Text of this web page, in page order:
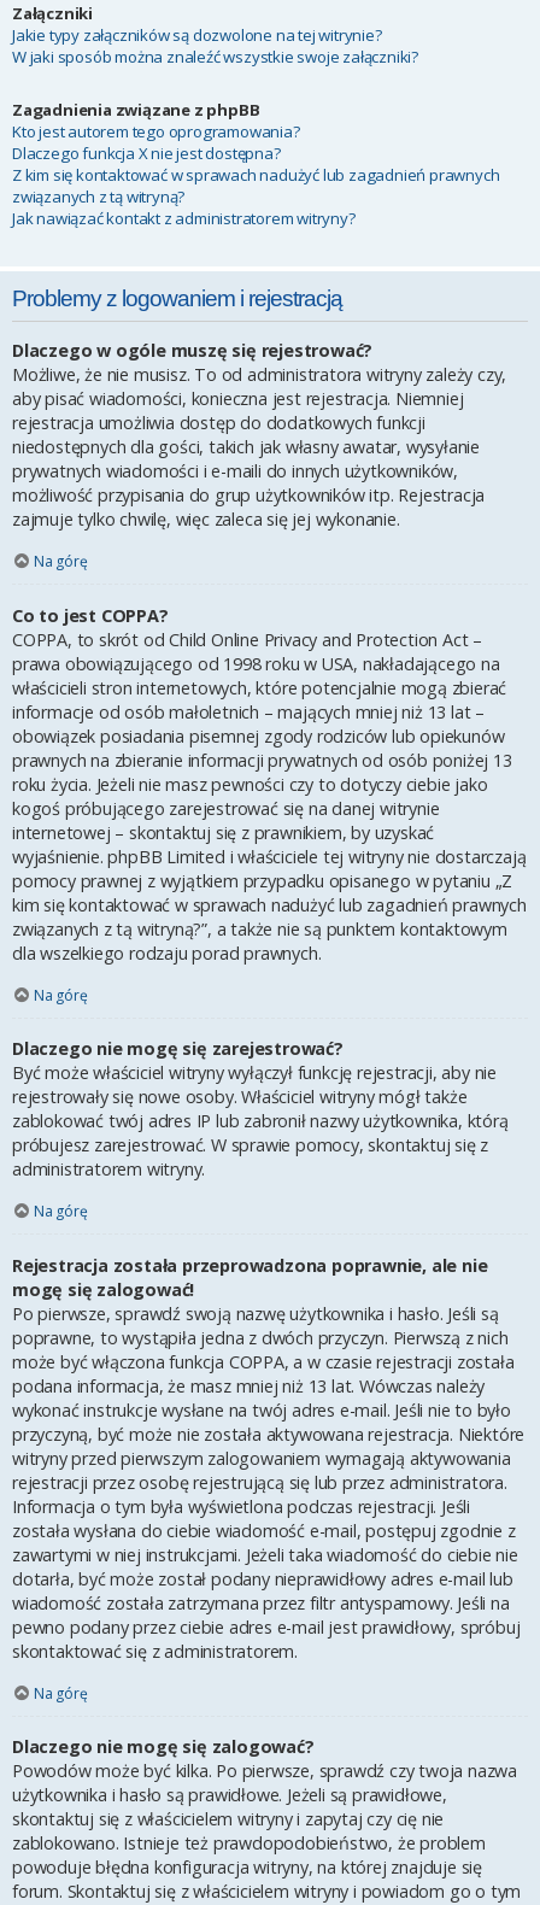
Załączniki
Jakie typy załączników są dozwolone na tej witrynie?
W jaki sposób można znaleźć wszystkie swoje załączniki?
Zagadnienia związane z phpBB
Kto jest autorem tego oprogramowania?
Dlaczego funkcja X nie jest dostępna?
Z kim się kontaktować w sprawach nadużyć lub zagadnień prawnych
związanych z tą witryną?
Jak nawiązać kontakt z administratorem witryny?
Problemy z logowaniem i rejestracją
Dlaczego w ogóle muszę się rejestrować?
Możliwe, że nie musisz. To od administratora witryny zależy czy,
aby pisać wiadomości, konieczna jest rejestracja. Niemniej
rejestracja umożliwia dostęp do dodatkowych funkcji
niedostępnych dla gości, takich jak własny awatar, wysyłanie
prywatnych wiadomości i e-maili do innych użytkowników,
możliwość przypisania do grup użytkowników itp. Rejestracja
zajmuje tylko chwilę, więc zaleca się jej wykonanie.
Na górę
Co to jest COPPA?
COPPA, to skrót od Child Online Privacy and Protection Act –
prawa obowiązującego od 1998 roku w USA, nakładającego na
właścicieli stron internetowych, które potencjalnie mogą zbierać
informacje od osób małoletnich – mających mniej niż 13 lat –
obowiązek posiadania pisemnej zgody rodziców lub opiekunów
prawnych na zbieranie informacji prywatnych od osób poniżej 13
roku życia. Jeżeli nie masz pewności czy to dotyczy ciebie jako
kogoś próbującego zarejestrować się na danej witrynie
internetowej – skontaktuj się z prawnikiem, by uzyskać
wyjaśnienie. phpBB Limited i właściciele tej witryny nie dostarczają
pomocy prawnej z wyjątkiem przypadku opisanego w pytaniu „Z
kim się kontaktować w sprawach nadużyć lub zagadnień prawnych
związanych z tą witryną?”, a także nie są punktem kontaktowym
dla wszelkiego rodzaju porad prawnych.
Na górę
Dlaczego nie mogę się zarejestrować?
Być może właściciel witryny wyłączył funkcję rejestracji, aby nie
rejestrowały się nowe osoby. Właściciel witryny mógł także
zablokować twój adres IP lub zabronił nazwy użytkownika, którą
próbujesz zarejestrować. W sprawie pomocy, skontaktuj się z
administratorem witryny.
Na górę
Rejestracja została przeprowadzona poprawnie, ale nie
mogę się zalogować!
Po pierwsze, sprawdź swoją nazwę użytkownika i hasło. Jeśli są
poprawne, to wystąpiła jedna z dwóch przyczyn. Pierwszą z nich
może być włączona funkcja COPPA, a w czasie rejestracji została
podana informacja, że masz mniej niż 13 lat. Wówczas należy
wykonać instrukcje wysłane na twój adres e-mail. Jeśli nie to było
przyczyną, być może nie została aktywowana rejestracja. Niektóre
witryny przed pierwszym zalogowaniem wymagają aktywowania
rejestracji przez osobę rejestrującą się lub przez administratora.
Informacja o tym była wyświetlona podczas rejestracji. Jeśli
została wysłana do ciebie wiadomość e-mail, postępuj zgodnie z
zawartymi w niej instrukcjami. Jeżeli taka wiadomość do ciebie nie
dotarła, być może został podany nieprawidłowy adres e-mail lub
wiadomość została zatrzymana przez filtr antyspamowy. Jeśli na
pewno podany przez ciebie adres e-mail jest prawidłowy, spróbuj
skontaktować się z administratorem.
Na górę
Dlaczego nie mogę się zalogować?
Powodów może być kilka. Po pierwsze, sprawdź czy twoja nazwa
użytkownika i hasło są prawidłowe. Jeżeli są prawidłowe,
skontaktuj się z właścicielem witryny i zapytaj czy cię nie
zablokowano. Istnieje też prawdopodobieństwo, że problem
powoduje błędna konfiguracja witryny, na której znajduje się
forum. Skontaktuj się z właścicielem witryny i powiadom go o tym